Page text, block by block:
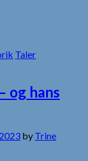
Taler
og hans
by Trine